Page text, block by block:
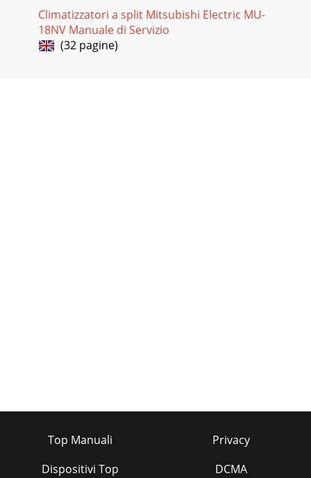
Climatizzatori a split Mitsubishi Electric MU-
18NV Manuale di Servizio
(32 pagine)
Top Manuali
Dispositivi Top
Privacy
DCMA